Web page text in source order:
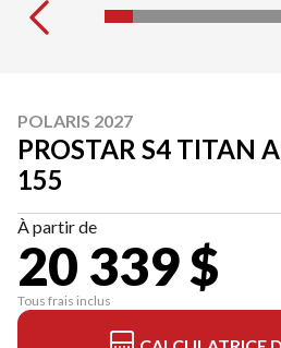
POLARIS 2027
PROSTAR S4 TITAN
155
À partir de
20 339 $
Tous frais inclus